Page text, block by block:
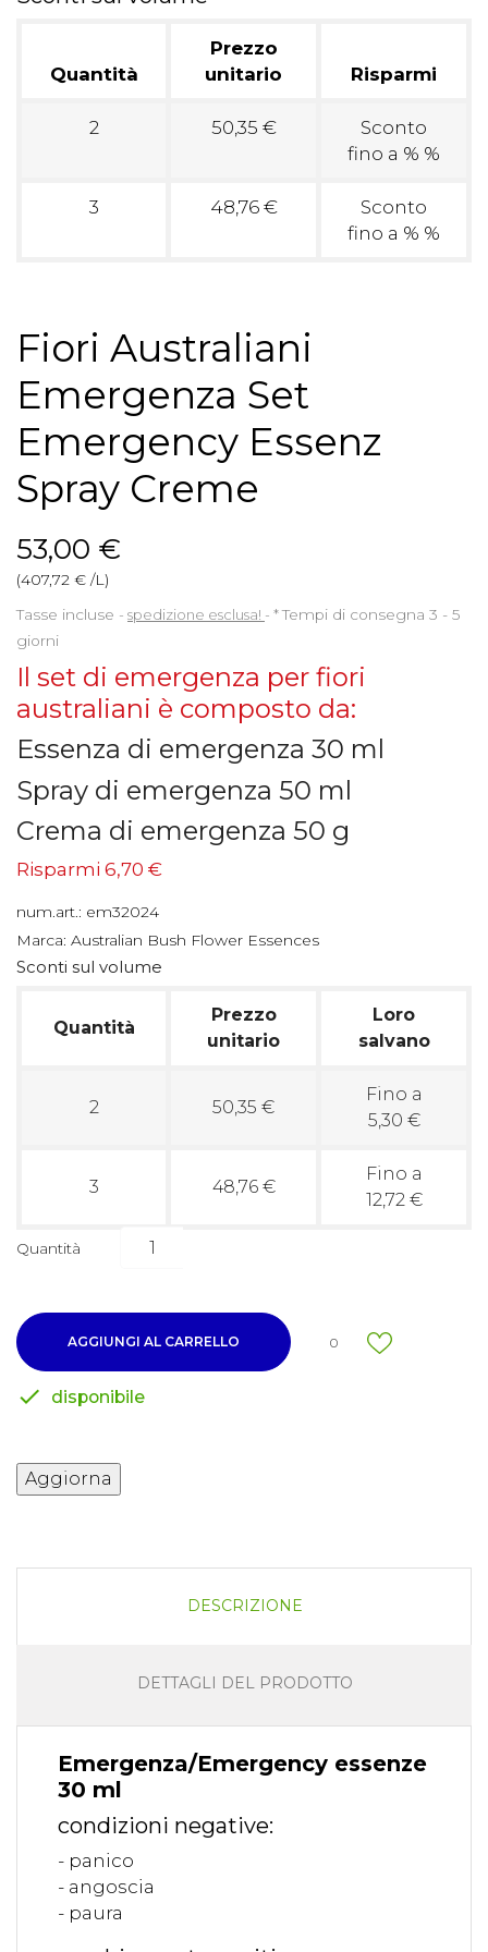
Quantità
Prezzo
unitario
Risparmi
2 50,35 €
Sconto
fino a % %
3 48,76 €
Sconto
fino a % %
Fiori Australiani
Emergenza Set
Emergency Essenz
Spray Creme
53,00 €
(407,72 € /L)
Tasse incluse
spedizione esclusa! *Tempi di consegna 3 - 5
giorni
Il set di emergenza per fiori
australiani è composto da:
Essenza di emergenza 30 ml
Spray di emergenza 50 ml
Crema di emergenza 50 g
Risparmi 6,70 €
num.art.: em32024
Marca: Australian Bush Flower Essences
Sconti sul volume
Quantità
Prezzo
unitario
Loro
salvano
2 50,35 €
Fino a
5,30 €
3 48,76 €
Fino a
12,72 €
Quantità
AGGIUNGI AL CARRELLO 0
 disponibile
DESCRIZIONE
DETTAGLI DEL PRODOTTO
Emergenza/Emergency essenze
30 ml
condizioni negative:
- panico
- angoscia
- paura